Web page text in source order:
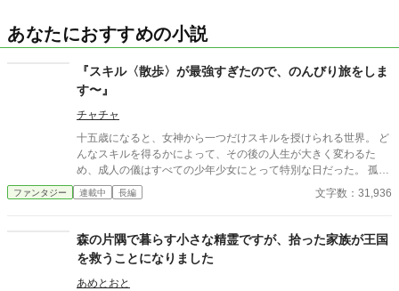
あなたにおすすめの小説
『スキル〈散歩〉が最強すぎたので、のんびり旅をしま
す〜』
チャチャ
十五歳になると、女神から一つだけスキルを授けられる世界。 ど
んなスキルを得るかによって、その後の人生が大きく変わるた
め、成人の儀はすべての少年少女にとって特別な日だった。 孤児
院で育った少女ヒーナもまた、十五歳の誕生日を迎え、期待と不
安を胸に教会へ向かう。 頼れる家族も、受け継げる財産もない。
そう願っていたヒーナが女神から授かったのは――。 「あなたに
授けるスキルは、〈散歩〉です」歩くだけ。 魔物を倒すこともで
きなければ、物を作ることもできない。 誰からもハズレスキルだ
と笑われ、孤児院を出たヒーナは、行く当てもないまま街の外へ
ファンタジー 連載中 長編 文字数：31,936
森の片隅で暮らす小さな精霊ですが、拾った家族が王国
を救うことになりました
あめとおと